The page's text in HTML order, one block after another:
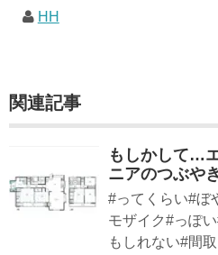
HH
関連記事
もしかして…
ニアのつぶやき
#ってくらい#ぼ
モザイク#っぽ
もしれない#間